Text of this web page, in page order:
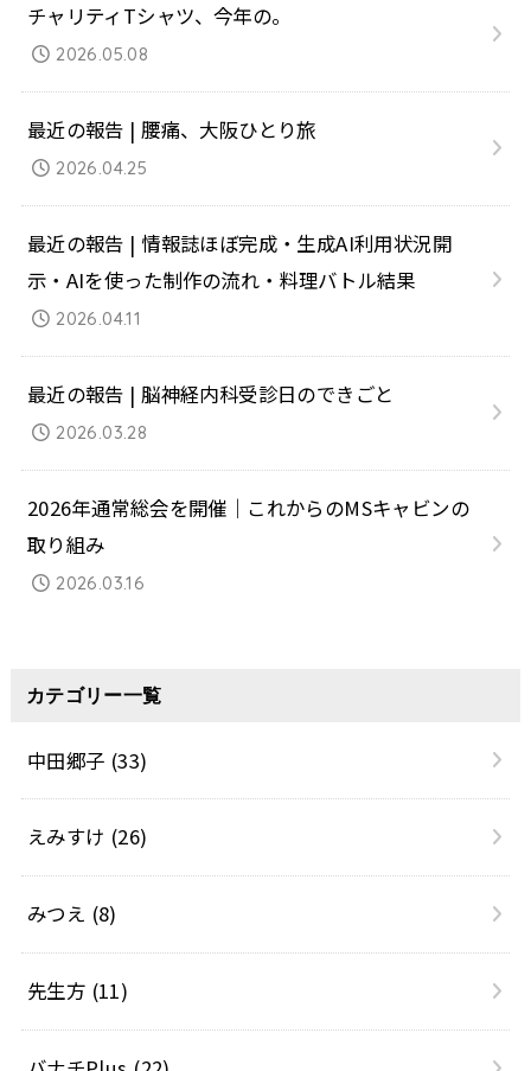
チャリティTシャツ、今年の。
2026.05.08
最近の報告 | 腰痛、大阪ひとり旅
2026.04.25
最近の報告 | 情報誌ほぼ完成・生成AI利用状況開
示・AIを使った制作の流れ・料理バトル結果
2026.04.11
最近の報告 | 脳神経内科受診日のできごと
2026.03.28
2026年通常総会を開催｜これからのMSキャビンの
取り組み
2026.03.16
カテゴリー一覧
中田郷子 (33)
えみすけ (26)
みつえ (8)
先生方 (11)